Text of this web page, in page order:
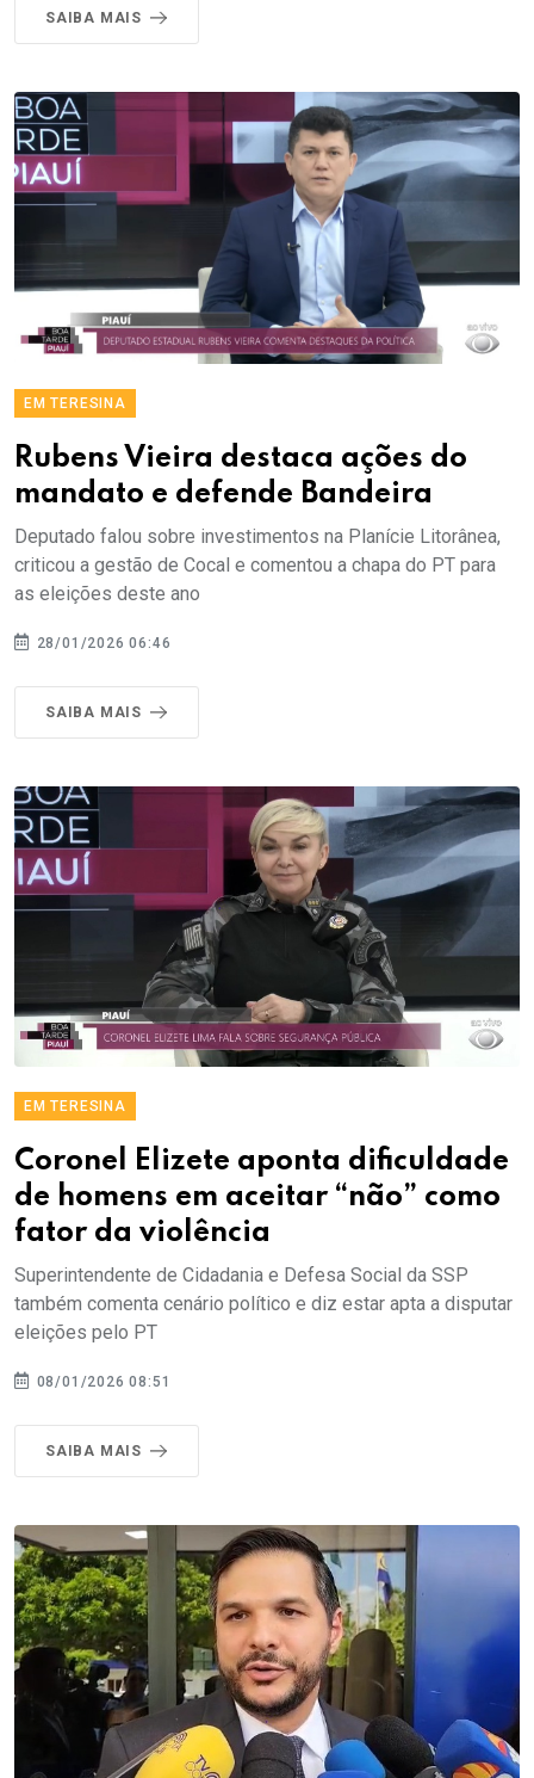
SAIBA MAIS
EM TERESINA
Rubens Vieira destaca ações do
mandato e defende Bandeira
Deputado falou sobre investimentos na Planície Litorânea,
criticou a gestão de Cocal e comentou a chapa do PT para
as eleições deste ano
28/01/2026 06:46
SAIBA MAIS
EM TERESINA
Coronel Elizete aponta dificuldade
de homens em aceitar “não” como
fator da violência
Superintendente de Cidadania e Defesa Social da SSP
também comenta cenário político e diz estar apta a disputar
eleições pelo PT
08/01/2026 08:51
SAIBA MAIS